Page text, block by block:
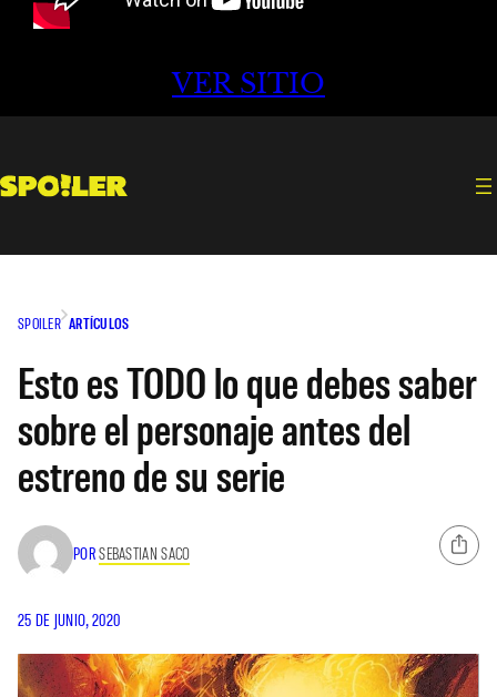
VER SITIO
SPOILER ARTÍCULOS
Esto es TODO lo que debes saber
sobre el personaje antes del
estreno de su serie
PORSEBASTIAN SACO
25 DE JUNIO, 2020